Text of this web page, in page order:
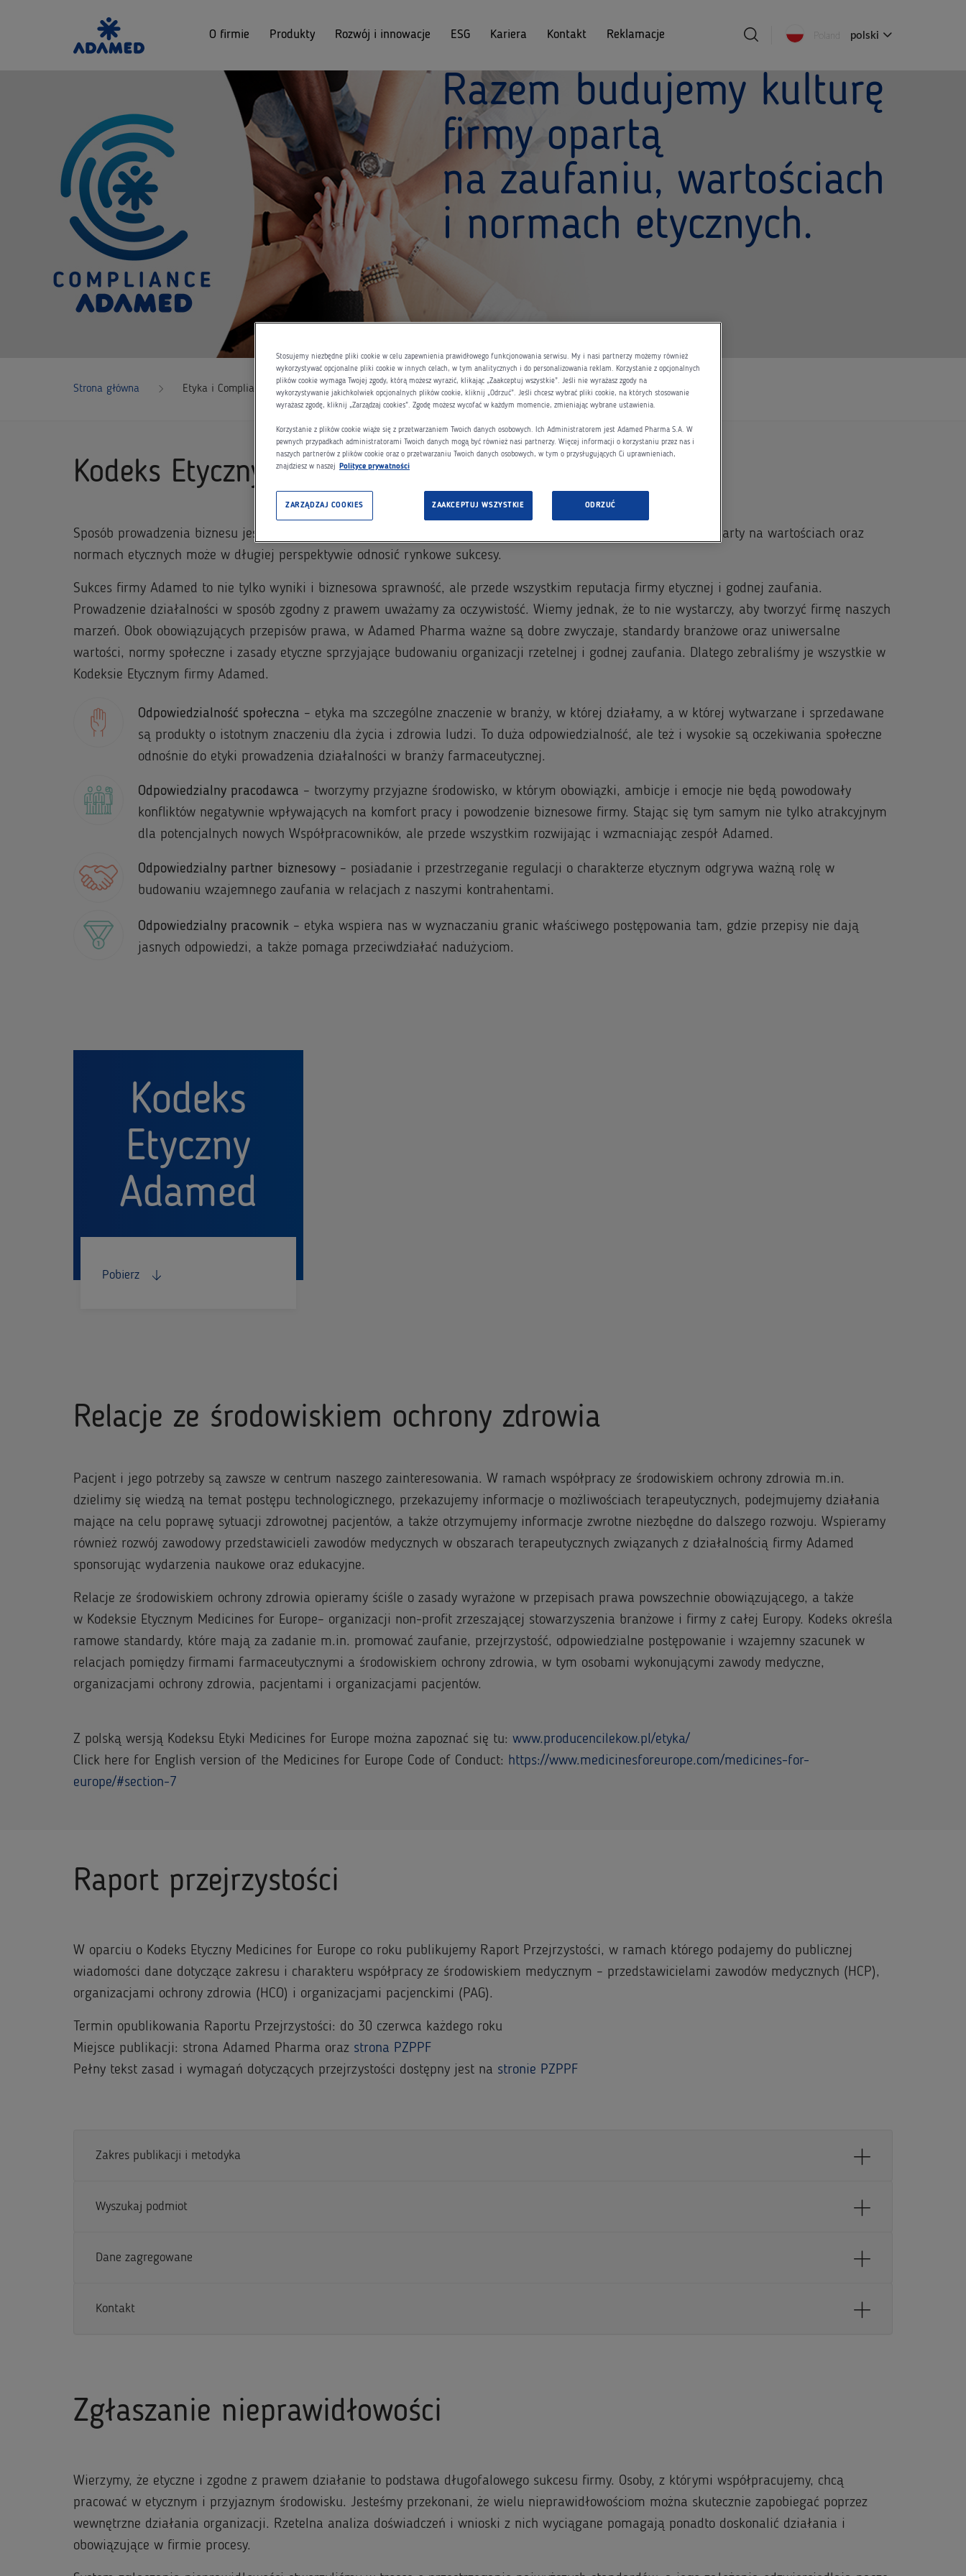
O firmie Produkty Rozwój i innowacje ESG Kariera Kontakt Reklamacje Poland polski
Razem budujemy kulturę
firmy opartą
na zaufaniu, wartościach
i normach etycznych.
Strona główna Etyka i Compliance
Kodeks Etyczny Adamed Pharma
Sposób prowadzenia biznesu jest dla nas równie ważny jak skuteczność rynkowa. Wierzymy, że jedynie biznes oparty na wartościach oraz
normach etycznych może w długiej perspektywie odnosić rynkowe sukcesy.
Sukces firmy Adamed to nie tylko wyniki i biznesowa sprawność, ale przede wszystkim reputacja firmy etycznej i godnej zaufania.
Prowadzenie działalności w sposób zgodny z prawem uważamy za oczywistość. Wiemy jednak, że to nie wystarczy, aby tworzyć firmę naszych
marzeń. Obok obowiązujących przepisów prawa, w Adamed Pharma ważne są dobre zwyczaje, standardy branżowe oraz uniwersalne
wartości, normy społeczne i zasady etyczne sprzyjające budowaniu organizacji rzetelnej i godnej zaufania. Dlatego zebraliśmy je wszystkie w
Kodeksie Etycznym firmy Adamed.
Odpowiedzialność społeczna – etyka ma szczególne znaczenie w branży, w której działamy, a w której wytwarzane i sprzedawane
są produkty o istotnym znaczeniu dla życia i zdrowia ludzi. To duża odpowiedzialność, ale też i wysokie są oczekiwania społeczne
odnośnie do etyki prowadzenia działalności w branży farmaceutycznej.
Odpowiedzialny pracodawca – tworzymy przyjazne środowisko, w którym obowiązki, ambicje i emocje nie będą powodowały
konfliktów negatywnie wpływających na komfort pracy i powodzenie biznesowe firmy. Stając się tym samym nie tylko atrakcyjnym
dla potencjalnych nowych Współpracowników, ale przede wszystkim rozwijając i wzmacniając zespół Adamed.
Odpowiedzialny partner biznesowy – posiadanie i przestrzeganie regulacji o charakterze etycznym odgrywa ważną rolę w
budowaniu wzajemnego zaufania w relacjach z naszymi kontrahentami.
Odpowiedzialny pracownik – etyka wspiera nas w wyznaczaniu granic właściwego postępowania tam, gdzie przepisy nie dają
jasnych odpowiedzi, a także pomaga przeciwdziałać nadużyciom.
Kodeks
Etyczny
Adamed
Pobierz
Relacje ze środowiskiem ochrony zdrowia
Pacjent i jego potrzeby są zawsze w centrum naszego zainteresowania. W ramach współpracy ze środowiskiem ochrony zdrowia m.in.
dzielimy się wiedzą na temat postępu technologicznego, przekazujemy informacje o możliwościach terapeutycznych, podejmujemy działania
mające na celu poprawę sytuacji zdrowotnej pacjentów, a także otrzymujemy informacje zwrotne niezbędne do dalszego rozwoju. Wspieramy
również rozwój zawodowy przedstawicieli zawodów medycznych w obszarach terapeutycznych związanych z działalnością firmy Adamed
sponsorując wydarzenia naukowe oraz edukacyjne.
Relacje ze środowiskiem ochrony zdrowia opieramy ściśle o zasady wyrażone w przepisach prawa powszechnie obowiązującego, a także
w Kodeksie Etycznym Medicines for Europe– organizacji non-profit zrzeszającej stowarzyszenia branżowe i firmy z całej Europy. Kodeks określa
ramowe standardy, które mają za zadanie m.in. promować zaufanie, przejrzystość, odpowiedzialne postępowanie i wzajemny szacunek w
relacjach pomiędzy firmami farmaceutycznymi a środowiskiem ochrony zdrowia, w tym osobami wykonującymi zawody medyczne,
organizacjami ochrony zdrowia, pacjentami i organizacjami pacjentów.
Z polską wersją Kodeksu Etyki Medicines for Europe można zapoznać się tu: www.producencilekow.pl/etyka/
Click here for English version of the Medicines for Europe Code of Conduct: https://www.medicinesforeurope.com/medicines-for-
europe/#section-7
Raport przejrzystości
W oparciu o Kodeks Etyczny Medicines for Europe co roku publikujemy Raport Przejrzystości, w ramach którego podajemy do publicznej
wiadomości dane dotyczące zakresu i charakteru współpracy ze środowiskiem medycznym – przedstawicielami zawodów medycznych (HCP),
organizacjami ochrony zdrowia (HCO) i organizacjami pacjenckimi (PAG).
Termin opublikowania Raportu Przejrzystości: do 30 czerwca każdego roku
Miejsce publikacji: strona Adamed Pharma oraz strona PZPPF
Pełny tekst zasad i wymagań dotyczących przejrzystości dostępny jest na stronie PZPPF
Zakres publikacji i metodyka
Wyszukaj podmiot
Dane zagregowane
Kontakt
Zgłaszanie nieprawidłowości
Wierzymy, że etyczne i zgodne z prawem działanie to podstawa długofalowego sukcesu firmy. Osoby, z którymi współpracujemy, chcą
pracować w etycznym i przyjaznym środowisku. Jesteśmy przekonani, że wielu nieprawidłowościom można skutecznie zapobiegać poprzez
wewnętrzne działania organizacji. Rzetelna analiza doświadczeń i wnioski z nich wyciągane pomagają ponadto doskonalić działania i
obowiązujące w firmie procesy.
Stosujemy niezbędne pliki cookie w celu zapewnienia prawidłowego funkcjonowania serwisu. My i nasi partnerzy możemy również
wykorzystywać opcjonalne pliki cookie w innych celach, w tym analitycznych i do personalizowania reklam. Korzystanie z opcjonalnych
plików cookie wymaga Twojej zgody, którą możesz wyrazić, klikając „Zaakceptuj wszystkie”. Jeśli nie wyrażasz zgody na
wykorzystywanie jakichkolwiek opcjonalnych plików cookie, kliknij „Odrzuć”. Jeśli chcesz wybrać pliki cookie, na których stosowanie
wyrażasz zgodę, kliknij „Zarządzaj cookies”. Zgodę możesz wycofać w każdym momencie, zmieniając wybrane ustawienia.
Korzystanie z plików cookie wiąże się z przetwarzaniem Twoich danych osobowych. Ich Administratorem jest Adamed Pharma S.A. W
pewnych przypadkach administratorami Twoich danych mogą być również nasi partnerzy. Więcej informacji o korzystaniu przez nas i
naszych partnerów z plików cookie oraz o przetwarzaniu Twoich danych osobowych, w tym o przysługujących Ci uprawnieniach,
znajdziesz w naszej Polityce prywatności
ZAAKCEPTUJ WSZYSTKIE ODRZUĆ
ZARZĄDZAJ COOKIES